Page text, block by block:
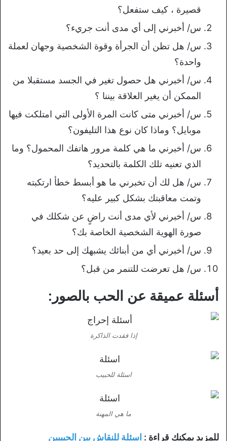
قصيرة ، كيف ستفعل؟
س/ أخبرني إلى أي مدى أنت جريء؟
س/ هل تظن أن الجرأة وقوة الشخصية وجهان لعملة
واحدة؟
س/ أخبرني هل حصول تغير في الجسد مستقبلا من
الممكن أن يغير العلاقة بيننا ؟
س/ أخبرني متى كانت المرة الأولى التي امتلكت فيها
موبايل؟ وماذا كان نوع هذا التليفون؟
س/ أخبرني ما هي كلمة مرور هاتفك المحمول؟ وما
الذي تعنيه تلك الكلمة بالتحديد؟
س/ هل لك أن تخبرني ما هو أبسط خطأ ارتكبته
وتمت معاقبتك بشكل كبير عليه؟
س/ أخبرني لأي مدى أنت راضٍ عن شكلك في
صورة الهوية الشخصية الخاصة بك؟
س/ أخبرني أي من أبنائك يشبهك إلى حد بعيد؟
س/ هل تعرضت للتنمر من قبل؟
أسئلة عميقة عن الحب بالصور:
إذا فقدت الذاكرة
اسئلة للحبيب
ما هي المهنة
للمزيد يمكنك قراءة : اسئلة للنقاش بين الحبيبين